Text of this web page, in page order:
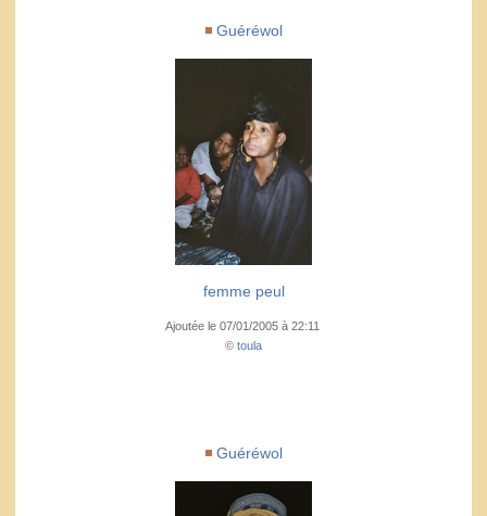
Guéréwol
femme peul
Ajoutée le 07/01/2005 à 22:11
© toula
Guéréwol